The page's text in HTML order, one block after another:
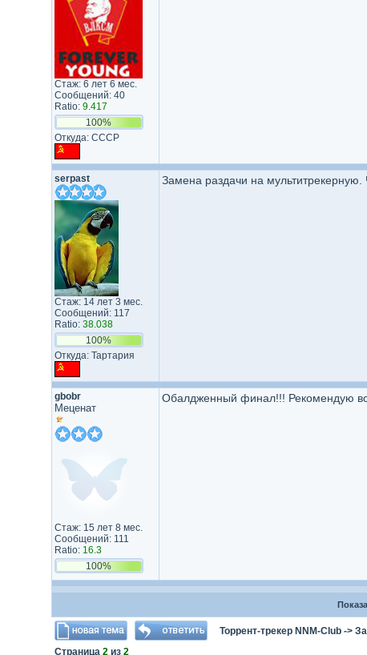
Стаж: 6 лет 6 мес.
Сообщений: 40
Ratio: 9.417
100%
Откуда: СССР
serpast
Стаж: 14 лет 3 мес.
Сообщений: 117
Ratio: 38.038
100%
Откуда: Тартария
Замена раздачи на мультитрекерную.
gbobr
Меценат
Стаж: 15 лет 8 мес.
Сообщений: 111
Ratio: 16.3
100%
Обалдженный финал!!! Рекомендую
Торрент-трекер NNM-Club->
Страница 2из 2